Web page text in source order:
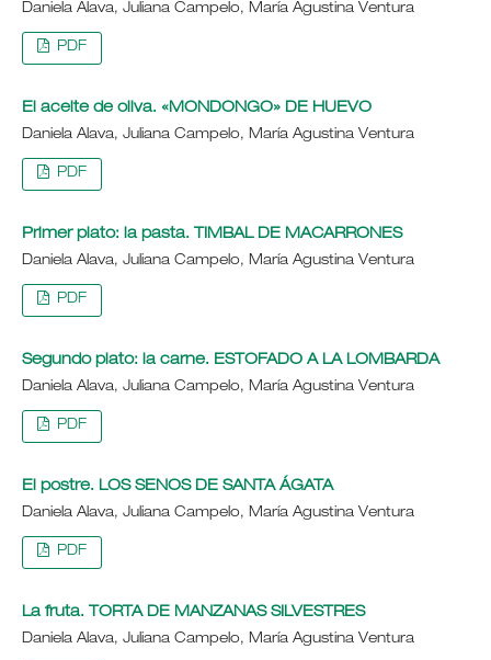
Daniela Alava, Juliana Campelo, María Agustina Ventura
PDF
El aceite de oliva. «MONDONGO» DE HUEVO
Daniela Alava, Juliana Campelo, María Agustina Ventura
PDF
Primer plato: la pasta. TIMBAL DE MACARRONES
Daniela Alava, Juliana Campelo, María Agustina Ventura
PDF
Segundo plato: la carne. ESTOFADO A LA LOMBARDA
Daniela Alava, Juliana Campelo, María Agustina Ventura
PDF
El postre. LOS SENOS DE SANTA ÁGATA
Daniela Alava, Juliana Campelo, María Agustina Ventura
PDF
La fruta. TORTA DE MANZANAS SILVESTRES
Daniela Alava, Juliana Campelo, María Agustina Ventura